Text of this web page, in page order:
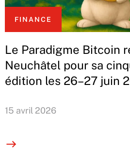
FINANCE
Le Paradigme Bitcoin
Neuchâtel pour sa
édition les 26–27 juin
15 avril 2026